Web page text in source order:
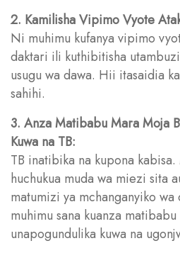
2. Kamilisha Vipimo Vyote
Ni muhimu kufanya vipimo
daktari ili kuthibitisha
usugu wa dawa. Hii itasaidia
sahihi.
3. Anza Matibabu Mara Moja
Kuwa na TB:
TB inatibika na kupona
huchukua muda wa miezi sita
matumizi ya mchanganyiko
muhimu sana kuanza
unapogundulika kuwa na